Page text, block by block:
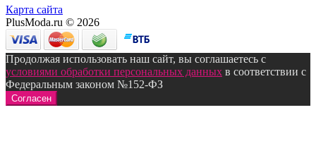
Карта сайта
PlusModa.ru © 2026
Продолжая использовать наш сайт, вы соглашаетесь с
условиями обработки персональных данных в соответствии с
Федеральным законом №152-ФЗ
Согласен